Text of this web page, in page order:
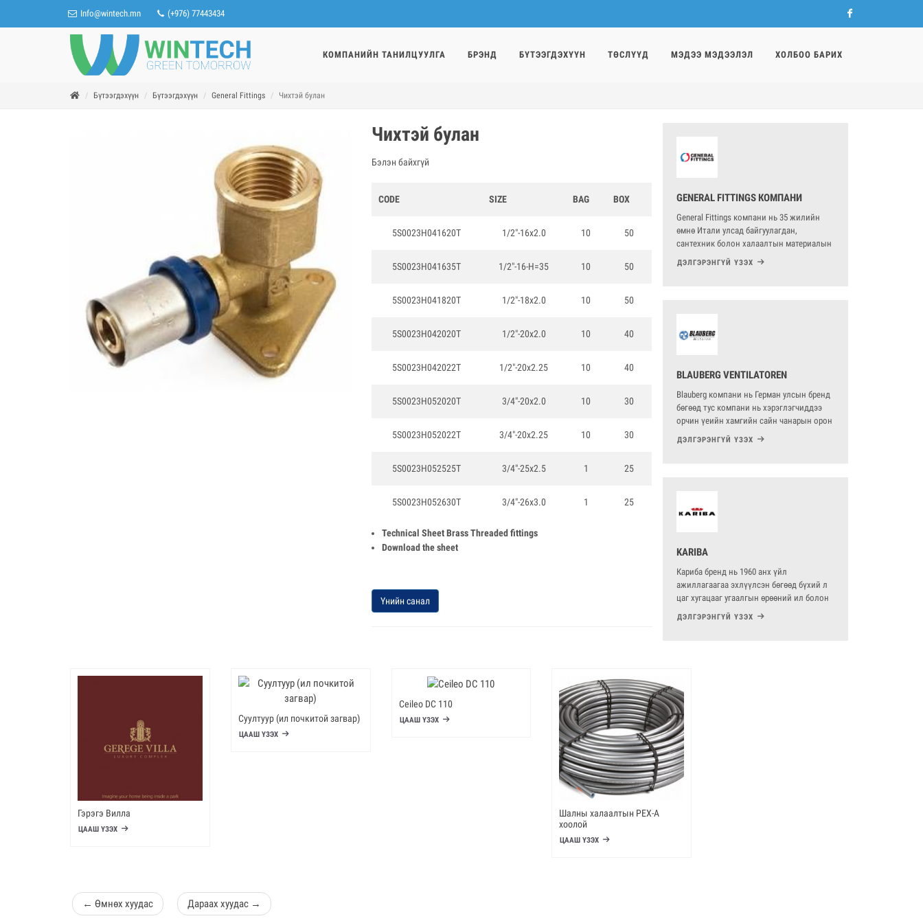
Info@wintech.mn (+976) 77443434
КОМПАНИЙН ТАНИЛЦУУЛГА
БРЭНД БҮТЭЭГДЭХҮҮН ТӨСЛҮҮД МЭДЭЭ МЭДЭЭЛЭЛ ХОЛБОО БАРИХ
Бүтээгдэхүүн Бүтээгдэхүүн General Fittings Чихтэй булан
Чихтэй булан
Бэлэн байхгүй
CODE SIZE BAG BOX
5S0023H041620T 1/2"-16x2.0 10 50
5S0023H041635T 1/2"-16-H=35 10 50
5S0023H041820T 1/2"-18x2.0 10 50
5S0023H042020T 1/2"-20x2.0 10 40
5S0023H042022T 1/2"-20x2.25 10 40
5S0023H052020T 3/4"-20x2.0 10 30
5S0023H052022T 3/4"-20x2.25 10 30
5S0023H052525T 3/4"-25x2.5 1 25
5S0023H052630T 3/4"-26x3.0 1 25
Technical Sheet Brass Threaded fittings
Download the sheet
Үнийн санал
GENERAL FITTINGS КОМПАНИ
General Fittings компани нь 35 жилийн
өмнө Итали улсад байгуулагдан,
сантехник болон халаалтын материалын
зах зээлд олон үет, PE-X, зэс болон ган
хоолойн систем гэх мэт шингэний
ДЭЛГЭРЭНГҮЙ ҮЗЭХ
BLAUBERG VENTILATOREN
Blauberg компани нь Герман улсын бренд
бөгөөд тус компани нь хэрэглэгчиддээ
орчин үеийн хамгийн сайн чанарын орон
сууцны болон үйлдвэрлэлийн
зориулалттай агааржуулалтын систем,
ДЭЛГЭРЭНГҮЙ ҮЗЭХ
KARIBA
Кариба бренд нь 1960 анх үйл
ажиллагаагаа эхлүүлсэн бөгөөд бүхий л
цаг хугацааг угаалгын өрөөний ил болон
далд почки, түүний дагалдах хэрэгслүүд
үйлдвэрлэхэд зориулж, итали төдийгүй
ДЭЛГЭРЭНГҮЙ ҮЗЭХ
Гэрэгэ Вилла
ЦААШ ҮЗЭХ
Суултуур (ил почкитой загвар)
ЦААШ ҮЗЭХ
Ceileo DC 110
ЦААШ ҮЗЭХ
Шалны халаалтын PEX-A
хоолой
ЦААШ ҮЗЭХ
← Өмнөх хуудас Дараах хуудас →